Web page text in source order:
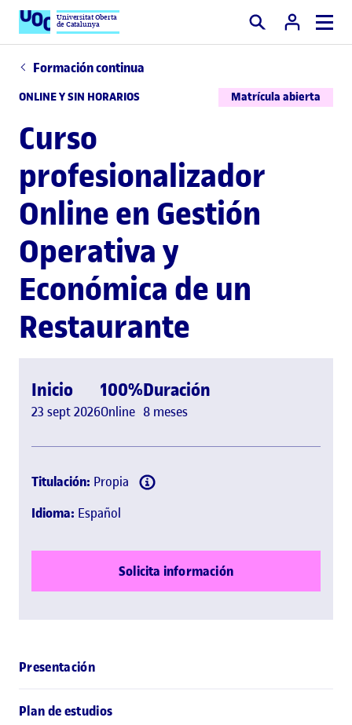
Universitat Oberta
de Catalunya Buscar
Formación continua
ONLINE Y SIN HORARIOS Matrícula abierta
Curso
profesionalizador
Online en Gestión
Operativa y
Económica de un
Restaurante
Inicio
23 sept 2026
100%
Online
Duración
8 meses
Titulación: Propia
Idioma: Español
Solicita información
Presentación
Plan de estudios